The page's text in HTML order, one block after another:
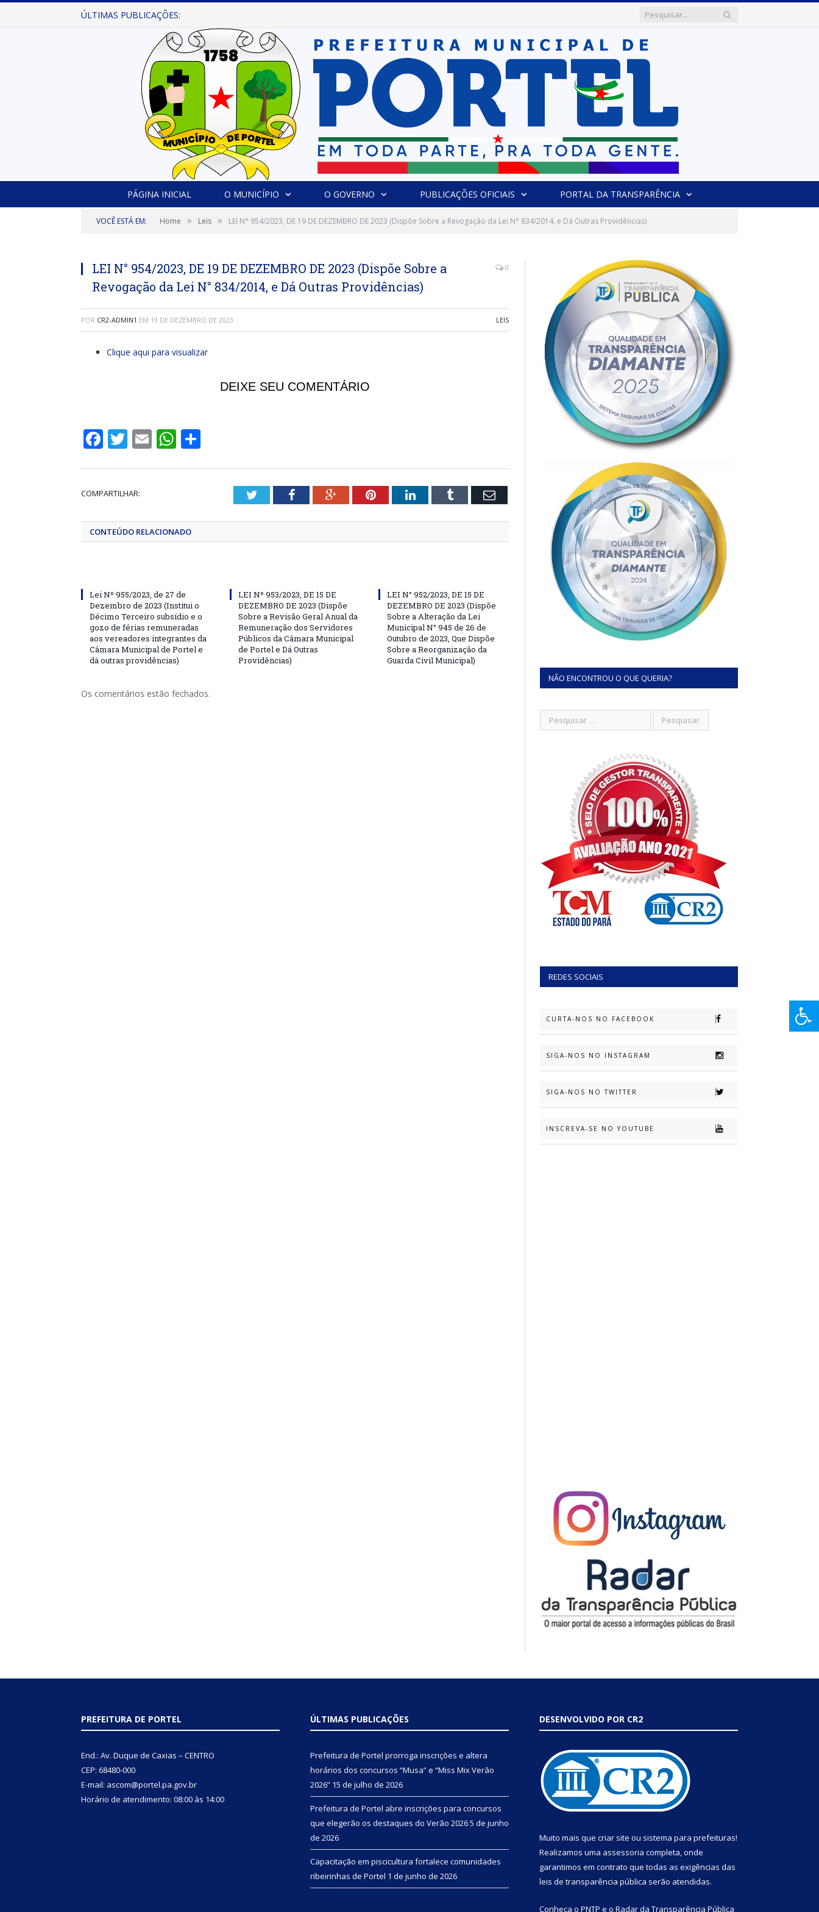
ÚLTIMAS PUBLICAÇÕES:
PÁGINA INICIAL O MUNICÍPIO O GOVERNO PUBLICAÇÕES OFICIAIS PORTAL DA TRANSPARÊNCIA
VOCÊ ESTÁ EM: Home » Leis » LEI N° 954/2023, DE 19 DE DEZEMBRO DE 2023 (Dispõe Sobre a Revogação da Lei N° 834/2014, e Dá Outras Providências)
LEI N° 954/2023, DE 19 DE DEZEMBRO DE 2023 (Dispõe Sobre a
Revogação da Lei N° 834/2014, e Dá Outras Providências)
0
POR CR2-ADMIN1 EM 19 DE DEZEMBRO DE 2023 LEIS
Clique aqui para visualizar
DEIXE SEU COMENTÁRIO
Facebook
Twitter
EmailWhatsApp
COMPARTILHAR: TwitterFacebookGoogle+PinterestLinkedInTumblr Email
CONTEÚDO RELACIONADO
Lei Nº 955/2023, de 27 de
Dezembro de 2023 (Institui o
Décimo Terceiro subsídio e o
gozo de férias remuneradas
aos vereadores integrantes da
Câmara Municipal de Portel e
dá outras providências)
LEI Nº 953/2023, DE 15 DE
DEZEMBRO DE 2023 (Dispõe
Sobre a Revisão Geral Anual da
Remuneração dos Servidores
Públicos da Câmara Municipal
de Portel e Dá Outras
Providências)
LEI N° 952/2023, DE 15 DE
DEZEMBRO DE 2023 (Dispõe
Sobre a Alteração da Lei
Municipal N° 945 de 26 de
Outubro de 2023, Que Dispõe
Sobre a Reorganização da
Guarda Civil Municipal)
Os comentários estão fechados.
NÃO ENCONTROU O QUE QUERIA?
REDES SOCIAIS
CURTA-NOS NO FACEBOOK
SIGA-NOS NO INSTAGRAM
SIGA-NOS NO TWITTER
INSCREVA-SE NO YOUTUBE
PREFEITURA DE PORTEL
End.: Av. Duque de Caxias – CENTRO
CEP: 68480-000
E-mail: ascom@portel.pa.gov.br
Horário de atendimento: 08:00 às 14:00
ÚLTIMAS PUBLICAÇÕES
Prefeitura de Portel prorroga inscrições e altera
horários dos concursos “Musa” e “Miss Mix Verão
2026” 15 de julho de 2026
Prefeitura de Portel abre inscrições para concursos
que elegerão os destaques do Verão 20265 de junho
de 2026
Capacitação em piscicultura fortalece comunidades
ribeirinhas de Portel 1 de junho de 2026
DESENVOLVIDO POR CR2
Muito mais que criar site ou sistema para prefeituras!
Realizamos uma assessoria completa, onde
garantimos em contrato que todas as exigências das
leis de transparência pública serão atendidas.
Conheça o PNTP e o Radar da Transparência Pública